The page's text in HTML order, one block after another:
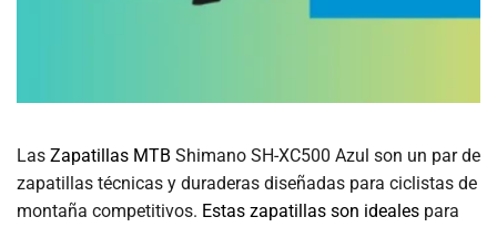
Las Zapatillas MTB Shimano SH-XC500 Azul son un par de
zapatillas técnicas y duraderas diseñadas para ciclistas de
montaña competitivos. Estas zapatillas son ideales para